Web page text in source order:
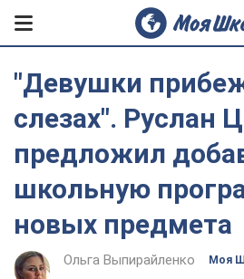
"Девушки
слезах". Руслан
предложил
школьную
новых предмета
Ольга Выпирайленко Моя